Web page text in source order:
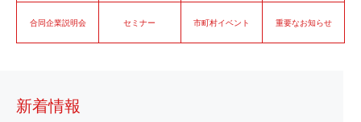
合同企業説明会 セミナー 市町村イベント 重要なお知らせ
新着情報